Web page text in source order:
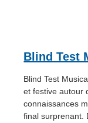
Blind Test
Blind Test
et festive autour
connaissances
final surprenant.